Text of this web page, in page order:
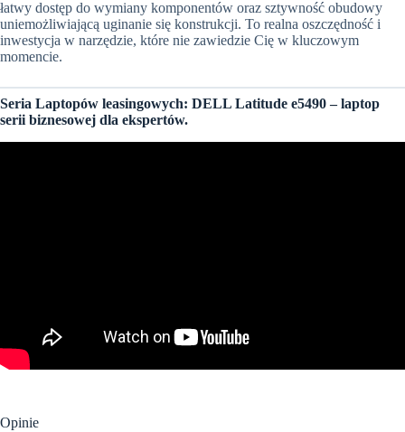
łatwy dostęp do wymiany komponentów oraz sztywność obudowy
uniemożliwiającą uginanie się konstrukcji. To realna oszczędność i
inwestycja w narzędzie, które nie zawiedzie Cię w kluczowym
momencie.
Seria Laptopów leasingowych: DELL Latitude e5490 – laptop
serii biznesowej dla ekspertów.
Opinie